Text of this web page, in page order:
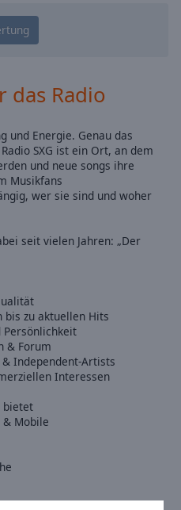
Radio
und Energie. Genau das
SXG ist ein Ort, an dem
und neue songs ihre
Musikfans
wer sie sind und woher
seit vielen Jahren: „Der
bis zu aktuellen Hits
Persönlichkeit
& Forum
Independent-Artists
Interessen
bietet
& Mobile